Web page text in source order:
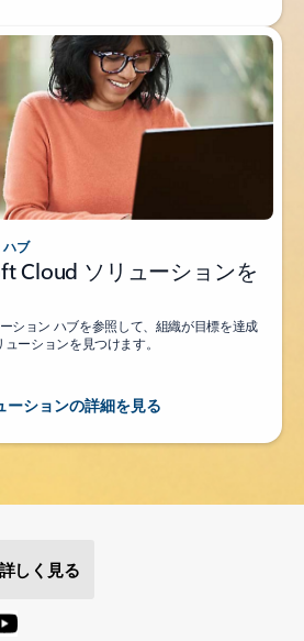
ハブ
Cloud ソリューションを
ション ハブを参照して、組織が目標を達成
ーションを見つけます。
ションの詳細を見る
しく見る